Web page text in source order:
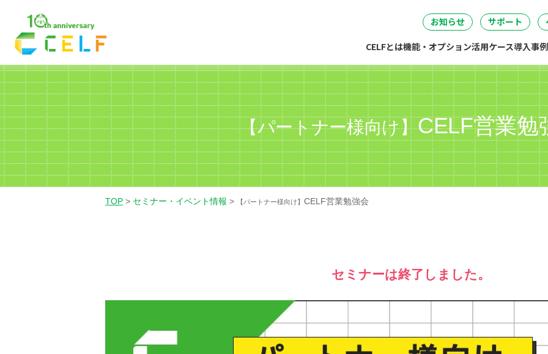
お知らせ サポート
CELFとは機能・オプション活用ケース
05開発・製造 06 経
導入事例
無料IT講
【パートナー様向け】CELF営業勉
TOP > セミナー・イベント情報 > 【パートナー様向け】 CELF営業勉強会
セミナーは終了しました。